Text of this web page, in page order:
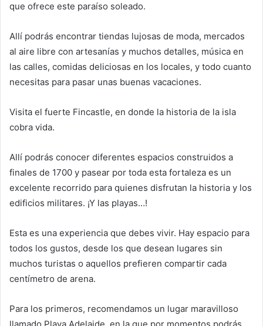
que ofrece este paraíso soleado.
Allí podrás encontrar tiendas lujosas de moda, mercados
al aire libre con artesanías y muchos detalles, música en
las calles, comidas deliciosas en los locales, y todo cuanto
necesitas para pasar unas buenas vacaciones.
Visita el fuerte Fincastle, en donde la historia de la isla
cobra vida.
Allí podrás conocer diferentes espacios construidos a
finales de 1700 y pasear por toda esta fortaleza es un
excelente recorrido para quienes disfrutan la historia y los
edificios militares. ¡Y las playas…!
Esta es una experiencia que debes vivir. Hay espacio para
todos los gustos, desde los que desean lugares sin
muchos turistas o aquellos prefieren compartir cada
centímetro de arena.
Para los primeros, recomendamos un lugar maravilloso